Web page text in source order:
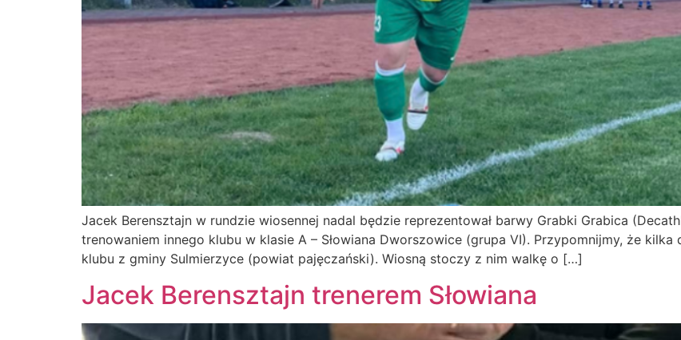
Jacek Berensztajn w rundzie wiosennej nadal będzie reprezentował barwy Grabki Grabica
trenowaniem innego klubu w klasie A – Słowiana Dworszowice (grupa VI). Przypomnijmy, że
klubu z gminy Sulmierzyce (powiat pajęczański). Wiosną stoczy z nim walkę o […]
Jacek Berensztajn trenerem Słowiana